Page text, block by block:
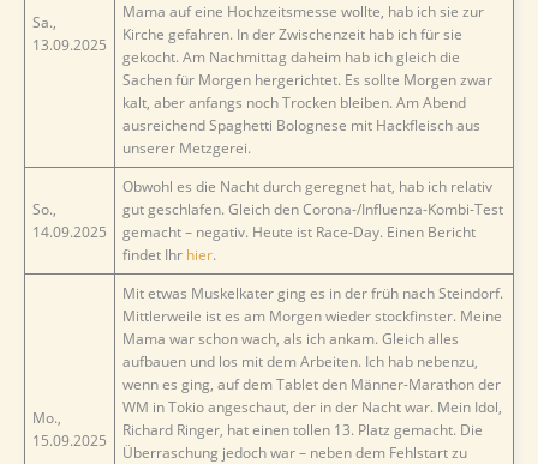
Sa.,
13.09.2025
Mama auf eine Hochzeitsmesse wollte, hab ich sie zur
Kirche gefahren. In der Zwischenzeit hab ich für sie
gekocht. Am Nachmittag daheim hab ich gleich die
Sachen für Morgen hergerichtet. Es sollte Morgen zwar
kalt, aber anfangs noch Trocken bleiben. Am Abend
ausreichend Spaghetti Bolognese mit Hackfleisch aus
unserer Metzgerei.
So.,
14.09.2025
Obwohl es die Nacht durch geregnet hat, hab ich relativ
gut geschlafen. Gleich den Corona-/Influenza-Kombi-Test
gemacht – negativ. Heute ist Race-Day. Einen Bericht
findet Ihr hier.
Mo.,
15.09.2025
Mit etwas Muskelkater ging es in der früh nach Steindorf.
Mittlerweile ist es am Morgen wieder stockfinster. Meine
Mama war schon wach, als ich ankam. Gleich alles
aufbauen und los mit dem Arbeiten. Ich hab nebenzu,
wenn es ging, auf dem Tablet den Männer-Marathon der
WM in Tokio angeschaut, der in der Nacht war. Mein Idol,
Richard Ringer, hat einen tollen 13. Platz gemacht. Die
Überraschung jedoch war – neben dem Fehlstart zu